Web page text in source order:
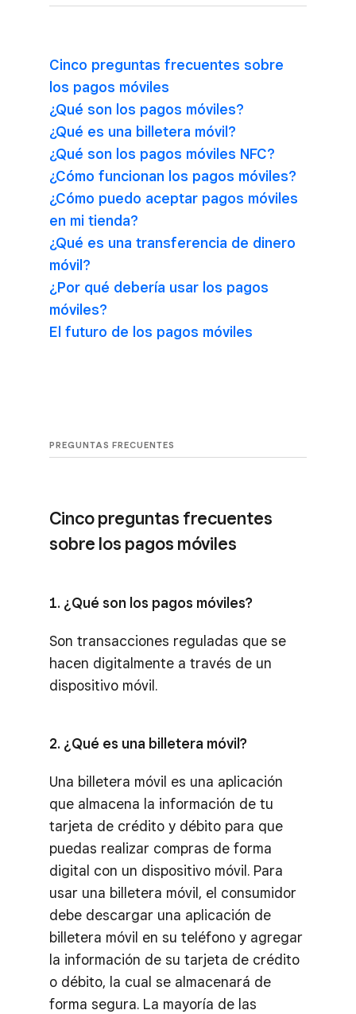
Cinco preguntas frecuentes sobre
los pagos móviles
¿Qué son los pagos móviles?
¿Qué es una billetera móvil?
¿Qué son los pagos móviles NFC?
¿Cómo funcionan los pagos móviles?
¿Cómo puedo aceptar pagos móviles
en mi tienda?
¿Qué es una transferencia de dinero
móvil?
¿Por qué debería usar los pagos
móviles?
El futuro de los pagos móviles
PREGUNTAS FRECUENTES
Cinco preguntas frecuentes
sobre los pagos móviles
1. ¿Qué son los pagos móviles?
Son transacciones reguladas que se
hacen digitalmente a través de un
dispositivo móvil.
2. ¿Qué es una billetera móvil?
Una billetera móvil es una aplicación
que almacena la información de tu
tarjeta de crédito y débito para que
puedas realizar compras de forma
digital con un dispositivo móvil. Para
usar una billetera móvil, el consumidor
debe descargar una aplicación de
billetera móvil en su teléfono y agregar
la información de su tarjeta de crédito
o débito, la cual se almacenará de
forma segura. La mayoría de las